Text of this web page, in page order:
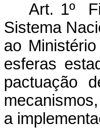
Art. 1º
Sistema
ao
esferas
pactuação
a